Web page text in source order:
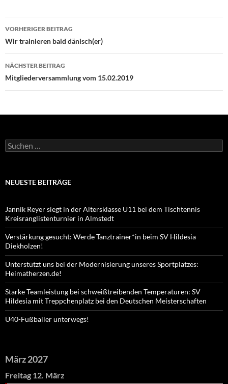
Beitragsnavigation
VORHERIGER BEITRAG
Wir trainieren bald dänisch(er)
NÄCHSTER BEITRAG
Mitgliederversammlung vom 15.02.2019
Suchen
nach:
NEUESTE BEITRÄGE
Jannik Reyer siegt in der Altersklasse U11 bei dem Tischtennis
Kreisranglistenturnier in Almstedt
Verstärkung gesucht: Werde Tanztrainer*in beim SV Hildesia
Diekholzen!
Unterstützt uns bei der Modernisierung unseres Sportplatzes:
Heimatherzen.de!
Starke Teamleistung bei schweißtreibenden Temperaturen: SV
Hildesia mit Treppchenplatz bei den Deutschen Meisterschaften
Ü40-Fußballer unterwegs!
März 2027
Freitag 12. März